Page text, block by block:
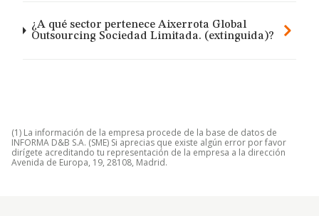
¿A qué sector pertenece Aixerrota Global
Outsourcing Sociedad Limitada. (extinguida)?
(1) La información de la empresa procede de la base de datos de
INFORMA D&B S.A. (SME) Si aprecias que existe algún error por favor
dirígete acreditando tu representación de la empresa a la dirección
Avenida de Europa, 19, 28108, Madrid.